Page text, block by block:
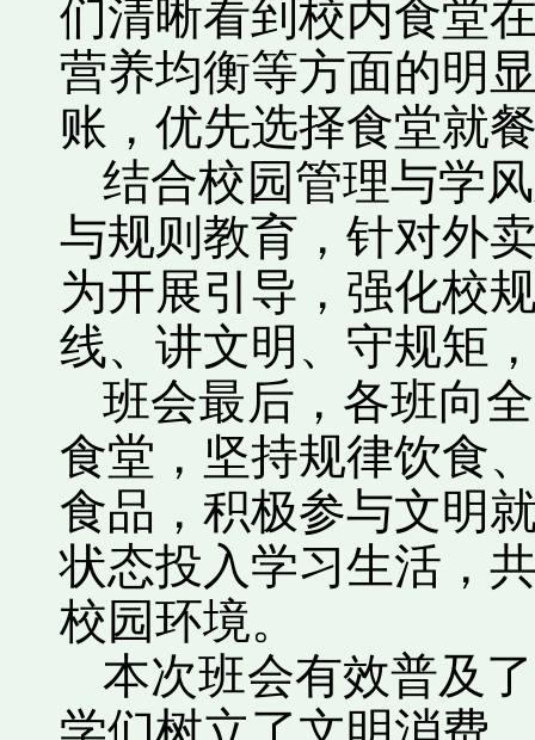
们清晰看到校内食堂
营养均衡等方面的明
账，优先选择食堂就
结合校园管理与学
与规则教育，针对外
为开展引导，强化校
线、讲文明、守规矩
班会最后，各班向
食堂，坚持规律饮食
食品，积极参与文明
状态投入学习生活，
校园环境。
本次班会有效普及